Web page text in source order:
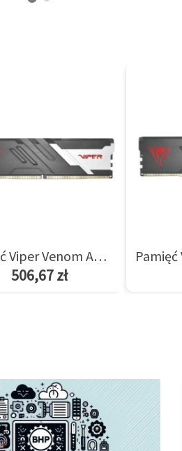
Pamięć Viper Venom AMD 8GB/6000(1*8GB) CL36
506,67 zł